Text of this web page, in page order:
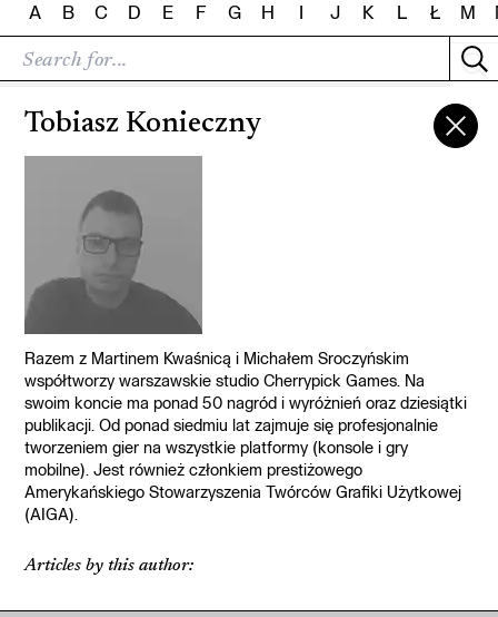
A B C D E F G H I J K L Ł M
Tobiasz Konieczny
Razem z Martinem Kwaśnicą i Michałem Sroczyńskim
współtworzy warszawskie studio Cherrypick Games. Na
swoim koncie ma ponad 50 nagród i wyróżnień oraz dziesiątki
publikacji. Od ponad siedmiu lat zajmuje się profesjonalnie
tworzeniem gier na wszystkie platformy (konsole i gry
mobilne). Jest również członkiem prestiżowego
Amerykańskiego Stowarzyszenia Twórców Grafiki Użytkowej
(AIGA).
Articles by this author: